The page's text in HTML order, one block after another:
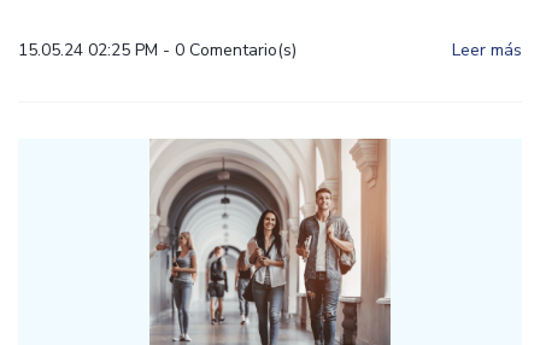
15.05.24 02:25 PM - 0 Comentario(s) Leer más